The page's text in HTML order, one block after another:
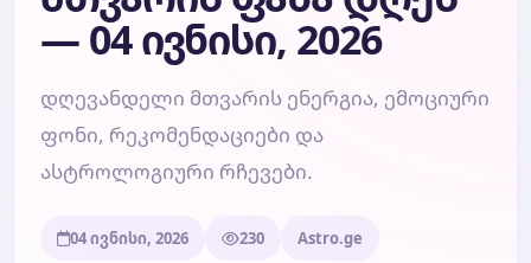
კვირის ჰოროსკოპი
წლის ჰოროსკოპი
— 04 ივნისი, 2026
დღევანდელი მთვარის ენერგია, ემოციური
ფონი, რეკომენდაციები და
ასტროლოგიური რჩევები.
04 ივნისი, 2026 230 Astro.ge